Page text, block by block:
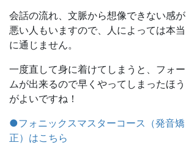
会話の流れ、文脈から想像できない感が
悪い人もいますので、人によっては本当
に通じません。
一度直して身に着けてしまうと、フォー
ムが出来るので早くやってしまったほう
がよいですね！
●フォニックスマスターコース（発音矯
正）はこちら